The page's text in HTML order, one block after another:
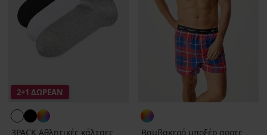
2+1 ΔΩΡΕΑΝ
3PACK Αθλητικές κάλτσες
Βαμβακερό μποξέρ σορτς